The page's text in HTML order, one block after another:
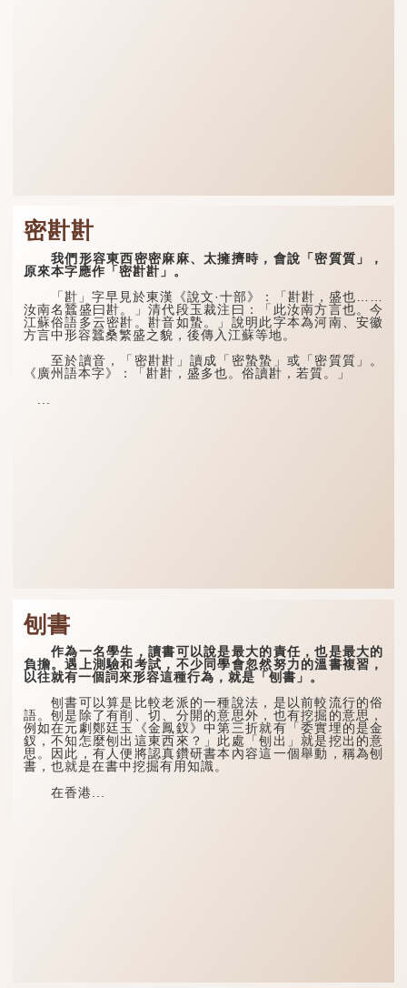
密卙卙
我們形容東西密密麻麻、太擁擠時，會說「密質質」，
原來本字應作「密卙卙」。
「卙」字早見於東漢《說文·十部》：「卙卙，盛也……
汝南名蠶盛曰卙。」清代段玉裁注曰：「此汝南方言也。今
江蘇俗語多云密卙。卙音如蟄。」說明此字本為河南、安徽
方言中形容蠶桑繁盛之貌，後傳入江蘇等地。
至於讀音，「密卙卙」讀成「密蟄蟄」或「密質質」。
《廣州語本字》：「卙卙，盛多也。俗讀卙，若質。」
刨書
作為一名學生，讀書可以說是最大的責任，也是最大的
負擔。遇上測驗和考試，不少同學會忽然努力的溫書複習，
以往就有一個詞來形容這種行為，就是「刨書」。
刨書可以算是比較老派的一種說法，是以前較流行的俗
語。刨是除了有削、切、分開的意思外，也有挖掘的意思，
例如在元劇鄭廷玉《金鳳釵》中第三折就有「委實埋的是金
釵，不知怎麼刨出這東西來？」此處「刨出」就是挖出的意
思。因此，有人便將認真鑽研書本內容這一個舉動，稱為刨
書，也就是在書中挖掘有用知識。
在香港...